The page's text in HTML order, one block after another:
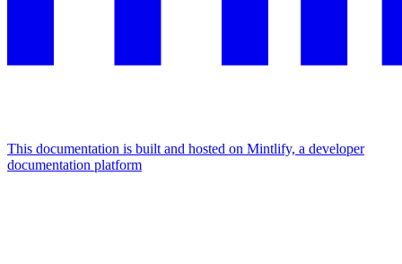
This documentation is built and hosted on Mintlify, a developer
documentation platform